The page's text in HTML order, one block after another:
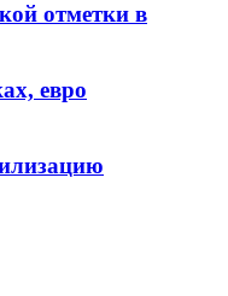
отметки в
евро